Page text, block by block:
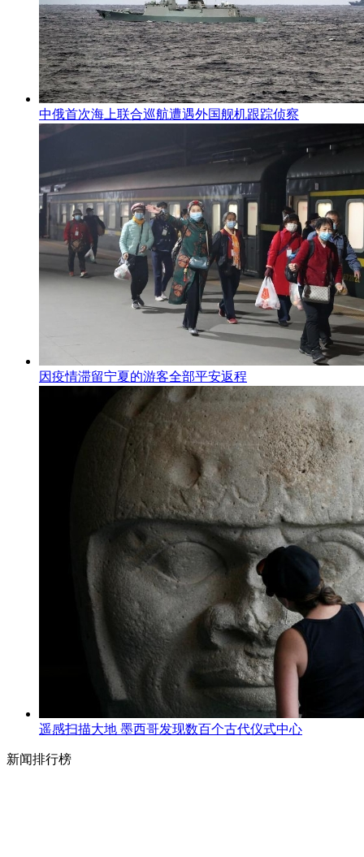
中俄首次海上联合巡航遭遇外国舰机跟踪侦察
因疫情滞留宁夏的游客全部平安返程
遥感扫描大地 墨西哥发现数百个古代仪式中心
新闻排行榜